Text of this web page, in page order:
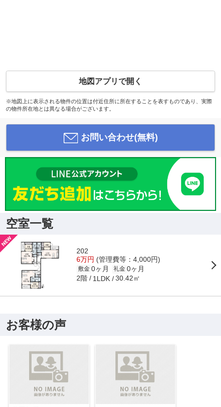
地図アプリで開く
※地図上に表示される物件の位置は付近住所に所在することを表すものであり、実際
の物件所在地とは異なる場合がございます。
お問い合わせ(無料)
空室一覧
202
6万円 (管理費等：4,000円)
敷金 0ヶ月 礼金 0ヶ月
2階 1LDK 30.42㎡
お客様の声